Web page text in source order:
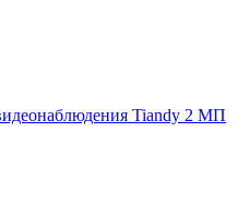
Tiandy 2 МП